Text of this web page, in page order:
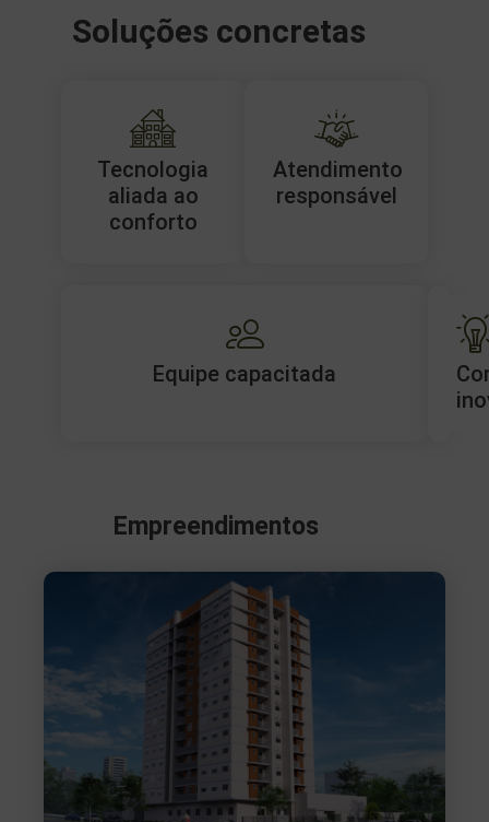
Soluções concretas
Tecnologia
aliada ao
conforto
Atendimento
responsável
Equipe capacitada
Empreendimentos